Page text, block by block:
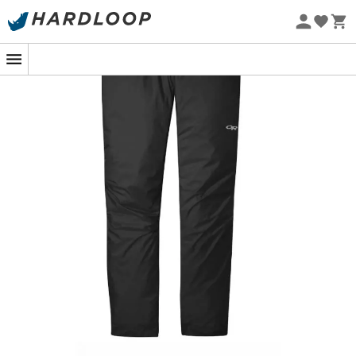
-5% Extra - Kode Summer5
Hvis eventyret kalder på dig, selv under lunefulde
Helium Rain Pants mænd
Outdoor Research
din foretrukne allierede. Designet til
de eventyrlystne, der tør udfordre elementerne, sikrer
regnbukser , at du forbliver
uden at gå på
kompromis med din bevægelsesfrihed. Med en
robust konstruktion
er de perfekte til den smarte
minimalist, der ved, at hvert gram tæller på stierne.
Pertex® Shield Diamond Fuse 2,5 L
teknologi, afviser disse bukser regnen med en urokkelig
beslutsomhed, samtidig med at de bevarer
. Det betyder, at du kan fortsætte med at
udforske uden at blive til en vandrende sauna. Deres